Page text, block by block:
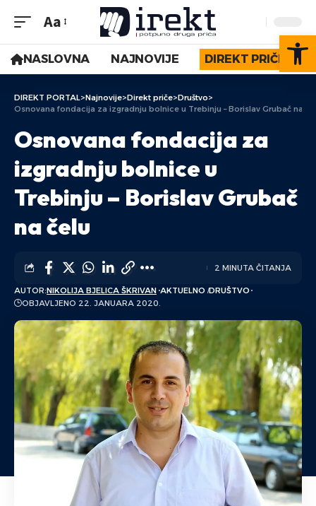
Aa
NASLOVNA NAJNOVIJE DIREKT PRIČE
DIREKT PORTAL>Najnovije>Direkt priče>Društvo>
Osnovana fondacija za izgradnju bolnice u Trebinju – Borislav Grubač na
Osnovana fondacija za
izgradnju bolnice u
Trebinju – Borislav Grubač
na čelu
AUTOR:NIKOLIJA BJELICA ŠKRIVAN AKTUELNO DRUŠTVO
OBJAVLJENO 22. JANUARA 2020.
2 MINUTA ČITANJA